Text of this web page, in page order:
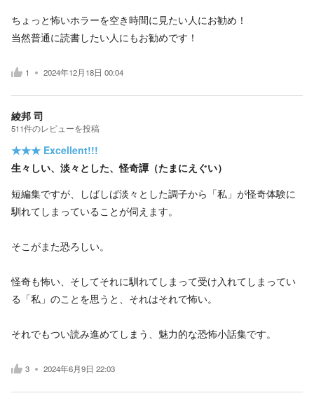
ちょっと怖いホラーを空き時間に見たい人にお勧め！
当然普通に読書したい人にもお勧めです！
1 2024年12月18日 00:04
綾邦 司
511件のレビューを投稿
★★★ Excellent!!!
生々しい、淡々とした、怪奇譚（たまにえぐい）
短編集ですが、しばしば淡々とした調子から「私」が怪奇体験に
馴れてしまっていることが伺えます。
そこがまた恐ろしい。
怪奇も怖い、そしてそれに馴れてしまって受け入れてしまってい
る「私」のことを思うと、それはそれで怖い。
それでもつい読み進めてしまう、魅力的な恐怖小話集です。
3 2024年6月9日 22:03